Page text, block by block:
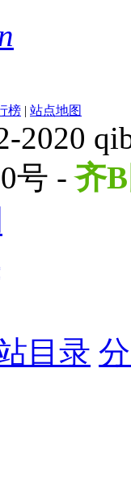
榜 | 站点地图
2020
号 -齐
目录